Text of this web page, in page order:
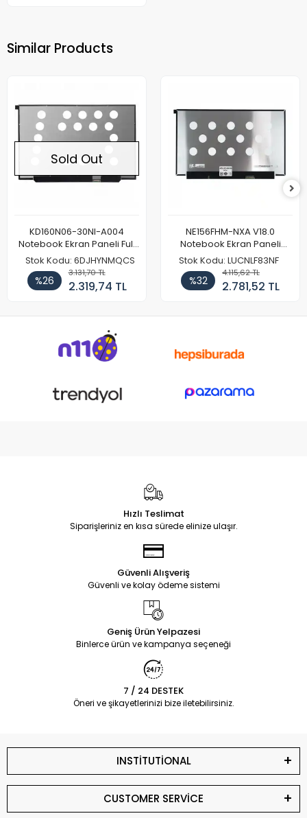
Similar Products
Sold Out
KD160N06-30NI-A004
Notebook Ekran Paneli Full
HD
Stok Kodu: 6DJHYNMQCS
%26
3.131,70 TL
2.319,74 TL
NE156FHM-NXA V18.0
Notebook Ekran Paneli
144Hz
Stok Kodu: LUCNLF83NF
%32
4.115,62 TL
2.781,52 TL
Hızlı Teslimat
Siparişleriniz en kısa sürede elinize ulaşır.
Güvenli Alışveriş
Güvenli ve kolay ödeme sistemi
Geniş Ürün Yelpazesi
Binlerce ürün ve kampanya seçeneği
7 / 24 DESTEK
Öneri ve şikayetlerinizi bize iletebilirsiniz.
INSTİTUTİONAL
CUSTOMER SERVİCE